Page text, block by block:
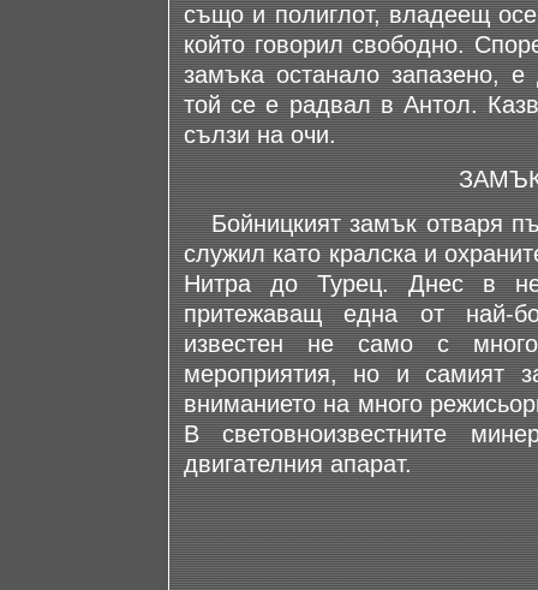
също и полиглот, владеещ
който говорил свободно.
замъка останало запазено, е
той се е радвал в Антол.
сълзи на очи.
Бойницкият замък отваря
служил като кралска и
Нитра до Турец. Днес в
притежаващ една от най-
известен не само с
мероприятия, но и самият
вниманието на много
В световноизвестните
двигателния апарат.